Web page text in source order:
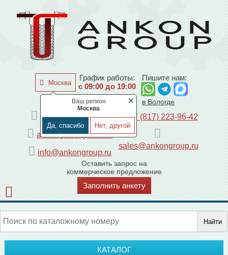
Москва
×
Ваш регион
Москва
Да, спасибо Нет, другой
График работы:
с 09:00 до 19:00
Пишите нам:
по Москве
+7 (495) 225-44-08
ankongroup@mail.ru
info@ankongroup.ru
в Вологде
+7 (817) 223-96-42
sales@ankongroup.ru
Оставить запрос на
коммерческое предложение
Заполнить анкету
Найти
КАТАЛОГ